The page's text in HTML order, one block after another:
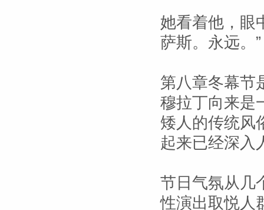
她看着他，眼
萨斯。永远。”
第八章冬幕节
穆拉丁向来是
矮人的传统风
起来已经深入
节日气氛从几
性演出取悦人